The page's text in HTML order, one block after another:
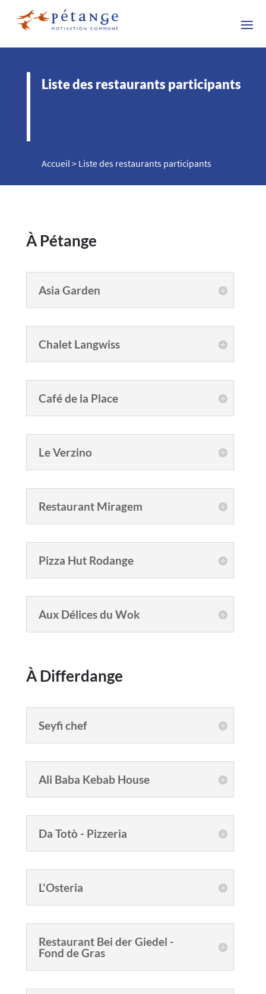
Liste des restaurants participants
Accueil> Liste des restaurants participants
À Pétange
Asia Garden
Chalet Langwiss
Café de la Place
Le Verzino
Restaurant Miragem
Pizza Hut Rodange
Aux Délices du Wok
À Differdange
Seyfi chef
Ali Baba Kebab House
Da Totò - Pizzeria
L'Osteria
Restaurant Bei der Giedel -
Fond de Gras